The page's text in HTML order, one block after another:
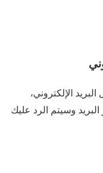
الإلكتروني،
وسيتم الرد عليك